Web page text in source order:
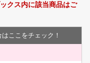
クス内に該当商品はご
ここをチェック！